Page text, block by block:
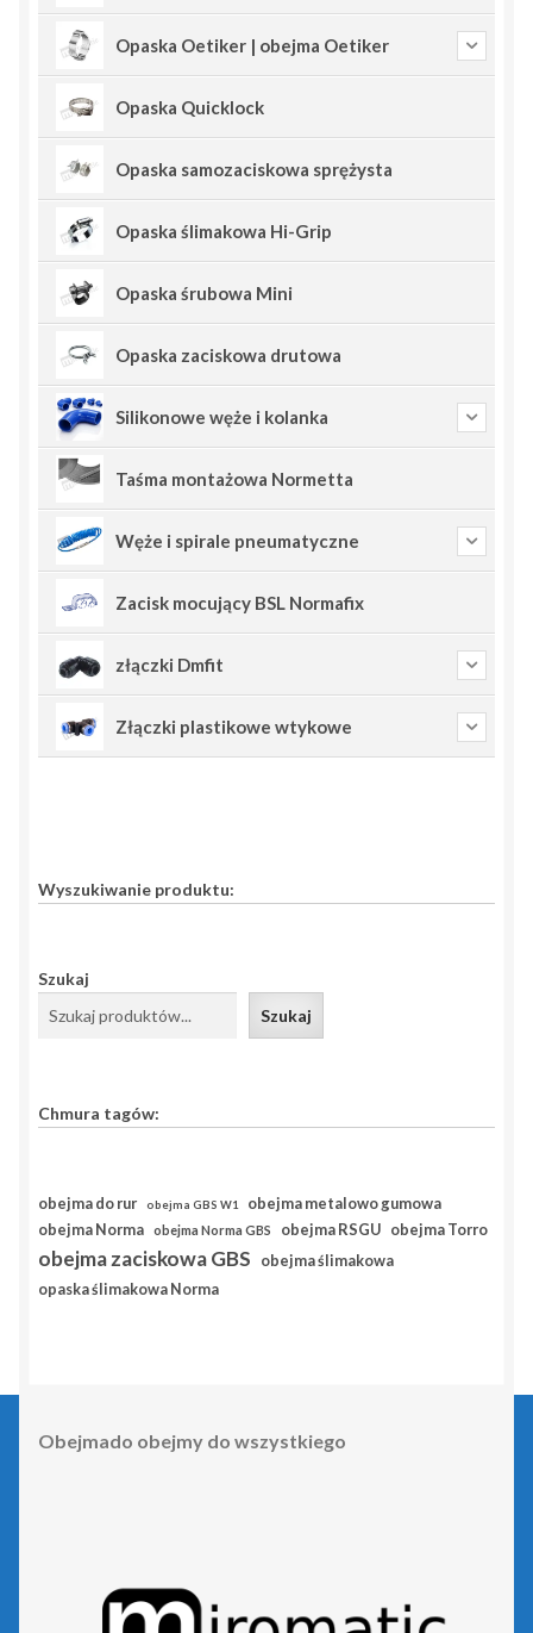
Opaska Oetiker | obejma Oetiker
Opaska Quicklock
Opaska samozaciskowa sprężysta
Opaska ślimakowa Hi-Grip
Opaska śrubowa Mini
Opaska zaciskowa drutowa
Silikonowe węże i kolanka
Taśma montażowa Normetta
Węże i spirale pneumatyczne
Zacisk mocujący BSL Normafix
złączki Dmfit
Złączki plastikowe wtykowe
Wyszukiwanie produktu:
Szukaj
Szukaj
Chmura tagów:
obejma do rur obejma GBS W1 obejma metalowo gumowa
obejma Norma obejma Norma GBS obejma RSGU obejma Torro
obejma zaciskowa GBS
obejma ślimakowa
opaska ślimakowa Norma
Obejmado obejmy do wszystkiego